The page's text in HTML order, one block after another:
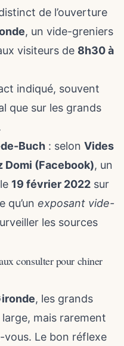
de l’ouverture
, un vide-greniers
visiteurs de 8h30 à
indiqué, souvent
que sur les grands
Buch : selon Vides
Domi (Facebook), un
19 février 2022 sur
qu’un exposant vide-
les sources
consulter pour chiner
, les grands
mais rarement
Le bon réflexe